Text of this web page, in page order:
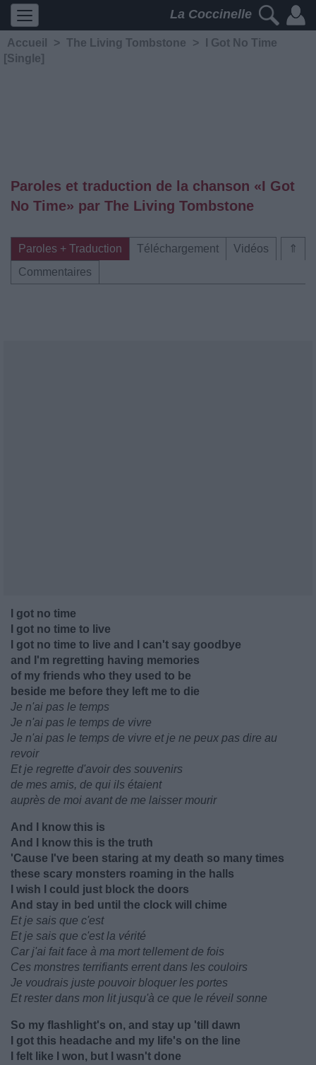
La Coccinelle
Accueil > The Living Tombstone >
I Got No Time
[Single]
Paroles et traduction de la chanson «I Got
No Time» par The Living Tombstone
⇑
Paroles + Traduction Téléchargement
Vidéos
Commentaires
I got no time
I got no time to live
I got no time to live and I can't say goodbye
and I'm regretting having memories
of my friends who they used to be
beside me before they left me to die
Je n'ai pas le temps
Je n'ai pas le temps de vivre
Je n'ai pas le temps de vivre et je ne peux pas dire au
revoir
Et je regrette d'avoir des souvenirs
de mes amis, de qui ils étaient
auprès de moi avant de me laisser mourir
And I know this is
And I know this is the truth
'Cause I've been staring at my death so many times
these scary monsters roaming in the halls
I wish I could just block the doors
And stay in bed until the clock will chime
Et je sais que c'est
Et je sais que c'est la vérité
Car j'ai fait face à ma mort tellement de fois
Ces monstres terrifiants errent dans les couloirs
Je voudrais juste pouvoir bloquer les portes
Et rester dans mon lit jusqu'à ce que le réveil sonne
So my flashlight's on, and stay up 'till dawn
I got this headache and my life's on the line
I felt like I won, but I wasn't done